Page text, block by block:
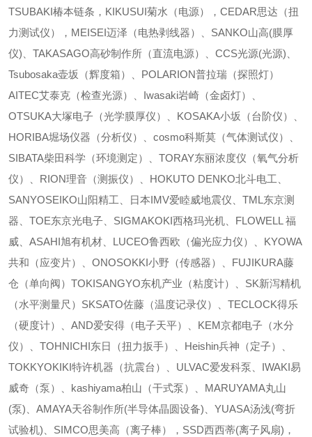
TSUBAKI椿本链条，KIKUSUI菊水（电源），CEDAR思达（扭
力测试仪），MEISEI迈泽（电热剥线器）、SANKO山高(膜厚
仪)、TAKASAGO高砂制作所（直流电源）、CCS光源(光源)、
Tsubosaka壶坂（辉度箱）、POLARION普拉瑞（探照灯）
AITEC艾泰克（检查光源）、Iwasaki岩崎（金卤灯）、
OTSUKA大塚电子（光学膜厚仪）、KOSAKA小坂（台阶仪）、
HORIBA堀场仪器（分析仪）、cosmo科斯莫（气体测试仪）、
SIBATA柴田科学（环境测定）、TORAY东丽浓度仪（氧气分析
仪）、RION理音（测振仪）、HOKUTO DENKO北斗电工、
SANYOSEIKO山阳精工、日本IMV爱睦威地震仪、TML东京测
器、TOE东京光电子、SIGMAKOKI西格玛光机、FLOWELL 福
威、ASAHI旭有机材、LUCEO鲁西欧（偏光应力仪）、KYOWA
共和（应变片）、ONOSOKKI小野（传感器）、FUJIKURA藤
仓（单向阀）TOKISANGYO东机产业（粘度计）、SK新泻精机
（水平测量尺）SKSATO佐藤（温度记录仪）、TECLOCK得乐
（硬度计）、AND爱安得（电子天平）、KEM京都电子（水分
仪）、TOHNICHI东日（扭力扳手）、Heishin兵神（定子）、
TOKKYOKIKI特许机器（抗震台）、ULVAC爱发科泵、IWAKI易
威奇（泵）、kashiyama柏山（干式泵）、MARUYAMA丸山
(泵)、AMAYA天谷制作所(半导体晶圆设备)、YUASA汤浅(弯折
试验机)、SIMCO思美高（离子棒），SSD西西蒂(离子风扇)，